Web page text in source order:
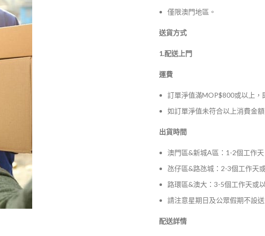
僅限澳門地區。
送貨方式
1.配送上門
運費
訂單淨值滿MOP$800或以上，
如訂單淨值未符合以上消費金
出貨時間
澳門區&新城A區：1-2個工作
氹仔區&路氹城：2-3個工作天
路環區&澳大：3-5個工作天或
請注意星期日及公眾假期不設
配送詳情